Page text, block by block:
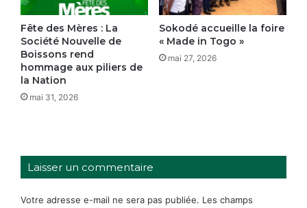
Fête des Mères : La
Société Nouvelle de
Boissons rend
hommage aux piliers de
la Nation
mai 31, 2026
Sokodé accueille la foire
« Made in Togo »
mai 27, 2026
Laisser un commentaire
Votre adresse e-mail ne sera pas publiée. Les champs